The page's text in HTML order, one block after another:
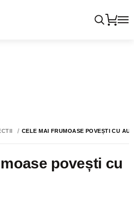
CELE MAI FRUMOASE POVEȘTI CU
povești cu